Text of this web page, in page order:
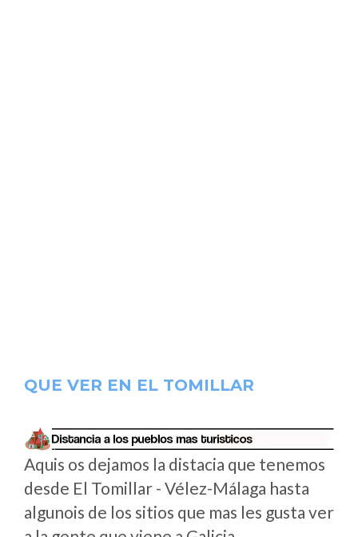
QUE VER EN EL TOMILLAR
Aquis os dejamos la distacia que tenemos
desde El Tomillar - Vélez-Málaga hasta
algunois de los sitios que mas les gusta ver